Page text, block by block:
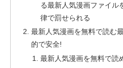
る最新人気漫画ファイル
律で罰せられる
最新人気漫画を無料で読む
的で安全!
最新人気漫画を無料で読